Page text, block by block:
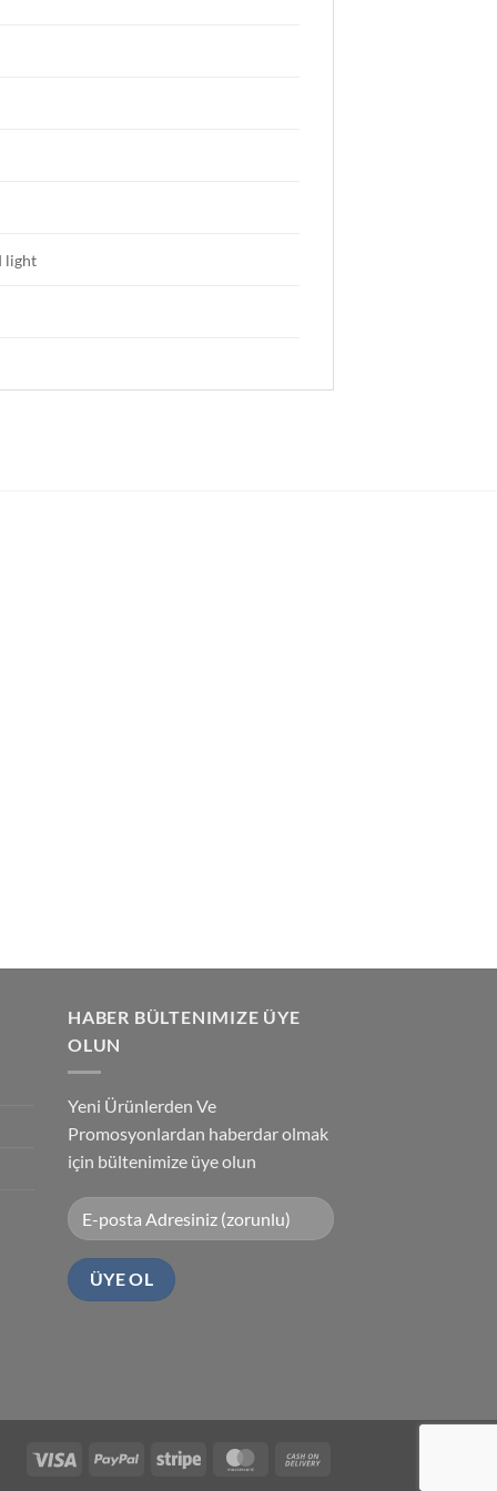
light
HABER BÜLTENIMIZE ÜYE
OLUN
Yeni Ürünlerden Ve
Promosyonlardan haberdar olmak
için bültenimize üye olun
Visa PayPal Stripe MasterCard